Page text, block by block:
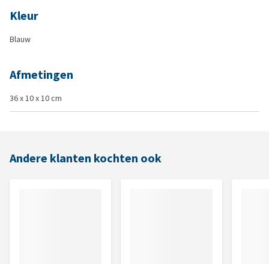
Kleur
Blauw
Afmetingen
36 x 10 x 10 cm
Andere klanten kochten ook